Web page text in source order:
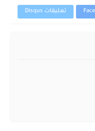
تعليقات Disqus